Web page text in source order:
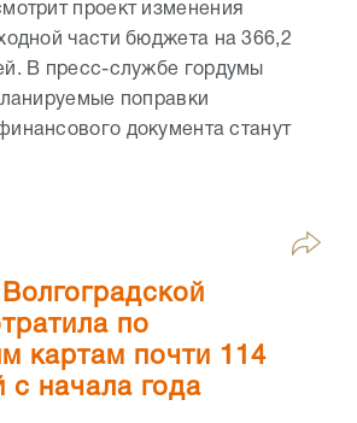
проект изменения
части бюджета на 366,2
В пресс-службе гордумы
поправки
документа станут
по
картам почти 114
с начала года